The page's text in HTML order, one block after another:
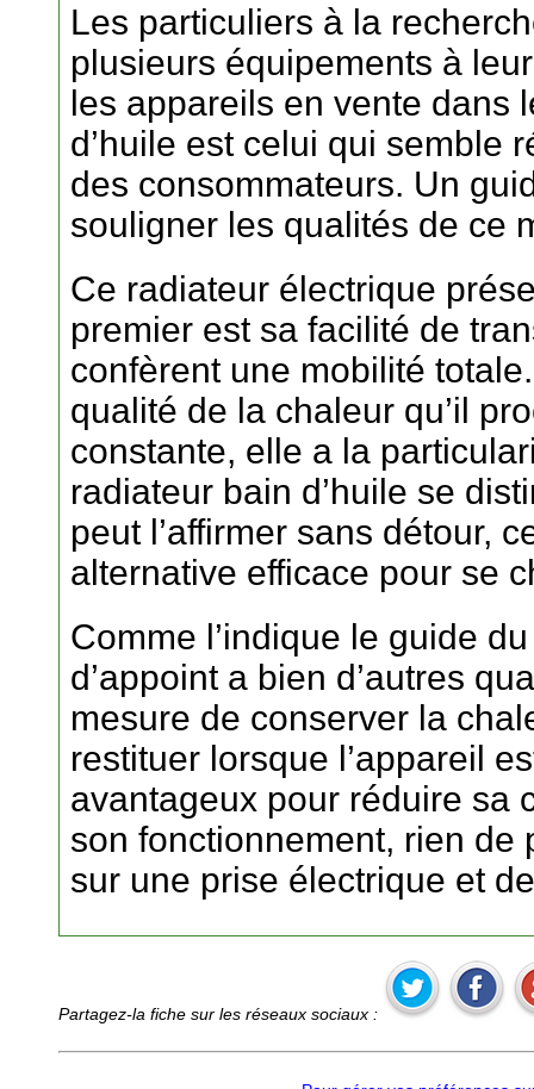
Les particuliers à la
plusieurs équipements à
les appareils en vente dans
d’huile est celui qui semble
des consommateurs. Un
souligner les qualités de ce
Ce radiateur électrique
premier est sa facilité de
confèrent une mobilité
qualité de la chaleur qu’il
constante, elle a la
radiateur bain d’huile se
peut l’affirmer sans détour,
alternative efficace pour se
Comme l’indique le guide
d’appoint a bien d’autres
mesure de conserver la
restituer lorsque l’appareil
avantageux pour réduire sa
son fonctionnement, rien de
sur une prise électrique et
Partagez-la fiche sur les réseaux sociaux :